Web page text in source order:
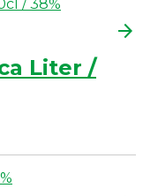
arrow_forward
Liter /